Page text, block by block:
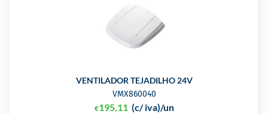
VENTILADOR TEJADILHO 24V
VMX860040
€195,11 (c/ iva)/un